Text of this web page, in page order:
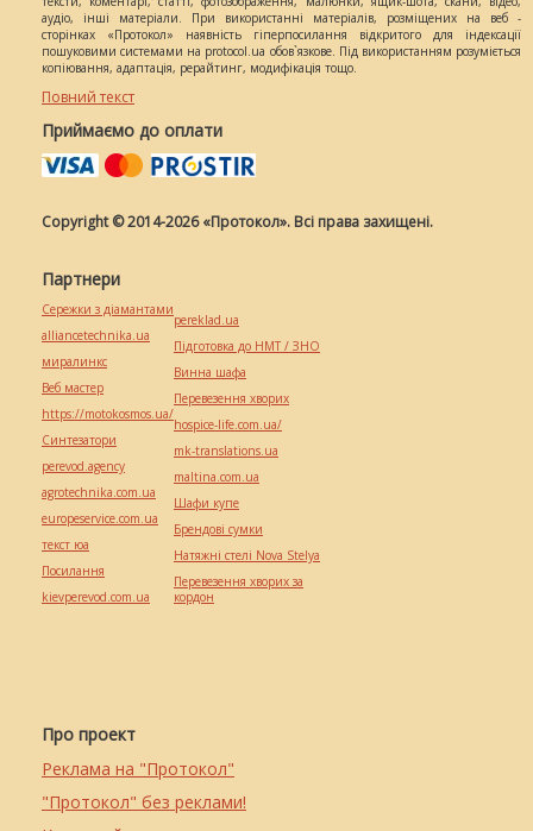
аудіо, інші матеріали. При використанні матеріалів, розміщених на веб -
сторінках «Протокол» наявність гіперпосилання відкритого для індексації
пошуковими системами на protocol.ua обов`язкове. Під використанням розуміється
копіювання, адаптація, рерайтинг, модифікація тощо.
Повний текст
Приймаємо до оплати
Copyright © 2014-2026 «Протокол». Всі права захищені.
Про проект
Реклама на "Протокол"
"Протокол" без реклами!
Партнери
Сережки з діамантами
alliancetechnika.ua
миралинкс
Веб мастер
https://motokosmos.ua/
Синтезатори
perevod.agency
agrotechnika.com.ua
europeservice.com.ua
текст юа
Посилання
kievperevod.com.ua
pereklad.ua
Підготовка до НМТ / ЗНО
Винна шафа
Перевезення хворих
hospice-life.com.ua/
mk-translations.ua
maltina.com.ua
Шафи купе
Брендові сумки
Натяжні стелі Nova Stelya
Перевезення хворих за
кордон